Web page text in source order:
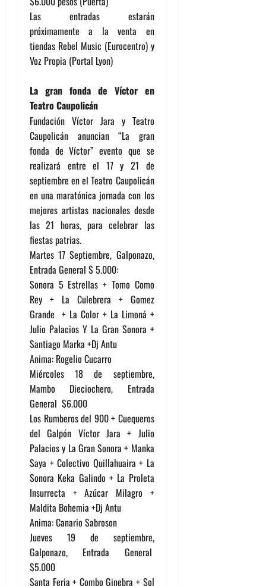
Las entradas estarán
próximamente a la venta en
tiendas Rebel Music (Eurocentro) y
Voz Propia (Portal Lyon)
La gran fonda de Víctor en
Teatro Caupolicán
Fundación Víctor Jara y Teatro
Caupolicán anuncian “La gran
fonda de Víctor” evento que se
realizará entre el 17 y 21 de
septiembre en el Teatro Caupolicán
en una maratónica jornada con los
mejores artistas nacionales desde
las 21 horas, para celebrar las
fiestas patrias.
Martes 17 Septiembre, Galponazo,
Entrada General $ 5.000:
Sonora 5 Estrellas + Tomo Como
Rey + La Culebrera + Gomez
Grande + La Color + La Limoná +
Julio Palacios Y La Gran Sonora +
Santiago Marka +Dj Antu
Anima: Rogelio Cucarro
Miércoles 18 de septiembre,
Mambo Dieciochero, Entrada
General $6.000
Los Rumberos del 900 + Cuequeros
del Galpón Víctor Jara + Julio
Palacios y La Gran Sonora + Manka
Saya + Colectivo Quillahuaira + La
Sonora Keka Galindo + La Proleta
Insurrecta + Azúcar Milagro +
Maldita Bohemia +Dj Antu
Anima: Canario Sabroson
Jueves 19 de septiembre,
Galponazo, Entrada General
$5.000
Santa Feria + Combo Ginebra + Sol